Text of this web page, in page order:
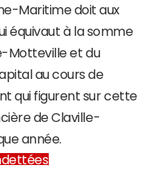
Maritime doit aux
équivaut à la somme
Motteville et du
au cours de
qui figurent sur cette
de Claville-
année.